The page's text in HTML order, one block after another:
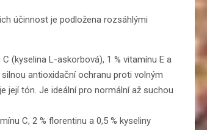
účinnost je podložena rozsáhlými
(kyselina L-askorbová), 1 % vitamínu E a
antioxidační ochranu proti volným
její tón. Je ideální pro normální až suchou
C, 2 % florentinu a 0,5 % kyseliny